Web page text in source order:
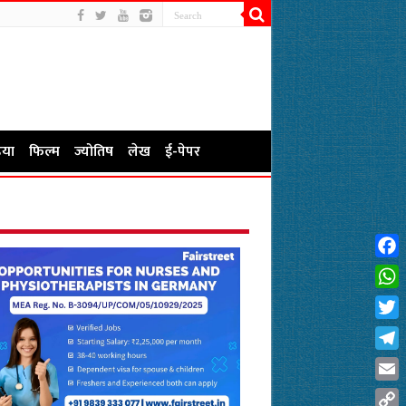
फिल्म ज्योतिष लेख ई-पेपर